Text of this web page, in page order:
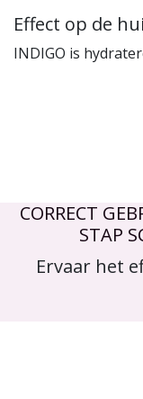
Effect op de
INDIGO is
CORRECT
STAP
Ervaar het